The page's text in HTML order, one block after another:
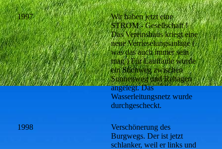
1997
Wir haben jetzt eine
STROM - Gesellschaft !
Das Vereinshaus kriegt eine
neue Verrieselungsanlage (
was das auch immer sein
mag ) Für Lauffaule wurde
ein Stichweg zwischen
Sonnenweg und Rehagen
angelegt. Das
Wasserleitungsnetz wurde
durchgescheckt.
1998
Verschönerung des
Burgwegs. Der ist jetzt
schlanker, weil er links und